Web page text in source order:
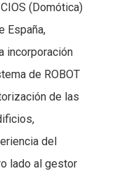
(Domótica)
España,
incorporación
de ROBOT
de las
del
lado al gestor